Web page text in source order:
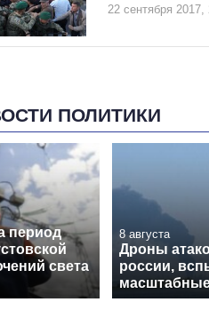
22 сентября 2017,
ПОЛИТИКИ
период
света
8 августа
Дроны
россии,